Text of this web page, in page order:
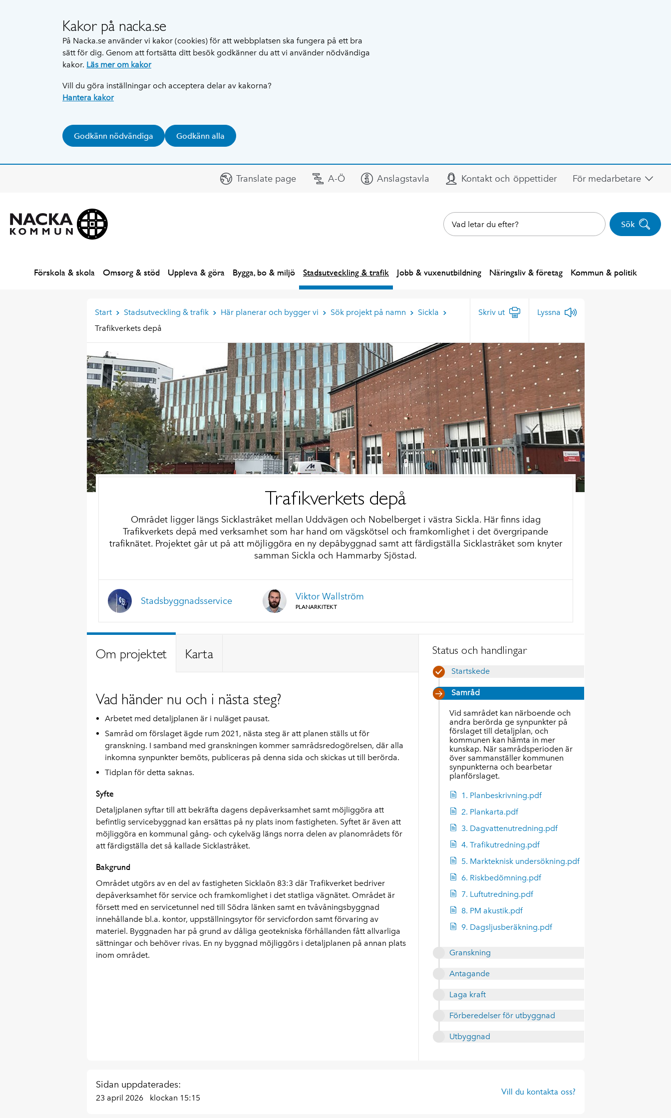
Kakor på nacka.se
På Nacka.se använder vi kakor (cookies) för att webbplatsen ska fungera på ett bra
sätt för dig. Genom att fortsätta ditt besök godkänner du att vi använder nödvändiga
kakor. Läs mer om kakor
Vill du göra inställningar och acceptera delar av kakorna?
Hantera kakor
Godkänn nödvändiga Godkänn alla
Translate page A-Ö Anslagstavla Kontakt och öppettider För medarbetare
Sök
Förskola & skola Omsorg & stöd Uppleva & göra Bygga, bo & miljö Stadsutveckling & trafik Jobb & vuxenutbildning Näringsliv & företag Kommun & politik
Start Stadsutveckling & trafik Här planerar och bygger vi Sök projekt på namn
Sickla
Trafikverkets depå
Skriv ut Lyssna
Trafikverkets depå
Området ligger längs Sicklastråket mellan Uddvägen och Nobelberget i västra Sickla. Här finns idag
Trafikverkets depå med verksamhet som har hand om vägskötsel och framkomlighet i det övergripande
trafiknätet. Projektet går ut på att möjliggöra en ny depåbyggnad samt att färdigställa Sicklastråket som knyter
samman Sickla och Hammarby Sjöstad.
Stadsbyggnadsservice Viktor Wallström
PLANARKITEKT
Status och handlingar
Startskede
Samråd
Vid samrådet kan närboende och
andra berörda ge synpunkter på
förslaget till detaljplan, och
kommunen kan hämta in mer
kunskap. När samrådsperioden är
över sammanställer kommunen
synpunkterna och bearbetar
planförslaget.
1. Planbeskrivning.pdf
2. Plankarta.pdf
3. Dagvattenutredning.pdf
4. Trafikutredning.pdf
5. Markteknisk undersökning.pdf
6. Riskbedömning.pdf
7. Luftutredning.pdf
8. PM akustik.pdf
9. Dagsljusberäkning.pdf
Granskning
Antagande
Laga kraft
Förberedelser för utbyggnad
Utbyggnad
Om projektet Karta
Vad händer nu och i nästa steg?
Arbetet med detaljplanen är i nuläget pausat.
Samråd om förslaget ägde rum 2021, nästa steg är att planen ställs ut för
granskning. I samband med granskningen kommer samrådsredogörelsen, där alla
inkomna synpunkter bemöts, publiceras på denna sida och skickas ut till berörda.
Tidplan för detta saknas.
Syfte
Detaljplanen syftar till att bekräfta dagens depåverksamhet samt möjliggöra att
befintlig servicebyggnad kan ersättas på ny plats inom fastigheten. Syftet är även att
möjliggöra en kommunal gång- och cykelväg längs norra delen av planområdets för
att färdigställa det så kallade Sicklastråket.
Bakgrund
Området utgörs av en del av fastigheten Sicklaön 83:3 där Trafikverket bedriver
depåverksamhet för service och framkomlighet i det statliga vägnätet. Området är
försett med en servicetunnel ned till Södra länken samt en tvåvåningsbyggnad
innehållande bl.a. kontor, uppställningsytor för servicfordon samt förvaring av
materiel. Byggnaden har på grund av dåliga geotekniska förhållanden fått allvarliga
sättningar och behöver rivas. En ny byggnad möjliggörs i detaljplanen på annan plats
inom området.
Sidan uppdaterades:
23 april 2026 klockan 15:15
Vill du kontakta oss?